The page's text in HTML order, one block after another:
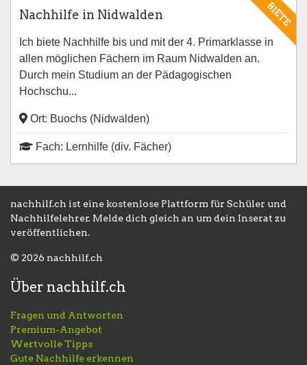
BIETE
Nachhilfe in Nidwalden
Ich biete Nachhilfe bis und mit der 4. Primarklasse in
allen möglichen Fächern im Raum Nidwalden an.
Durch mein Studium an der Pädagogischen
Hochschu...
Ort: Buochs (Nidwalden)
Fach: Lernhilfe (div. Fächer)
nachhilf.ch ist eine kostenlose Plattform für Schüler und
Nachhilfelehrer. Melde dich gleich an um dein Inserat zu
veröffentlichen.
© 2026 nachhilf.ch
Über nachhilf.ch
Fragen und Antworten
Premium-Angebot
Wertvolle Tipps
Gute Nachhilfe erkennen